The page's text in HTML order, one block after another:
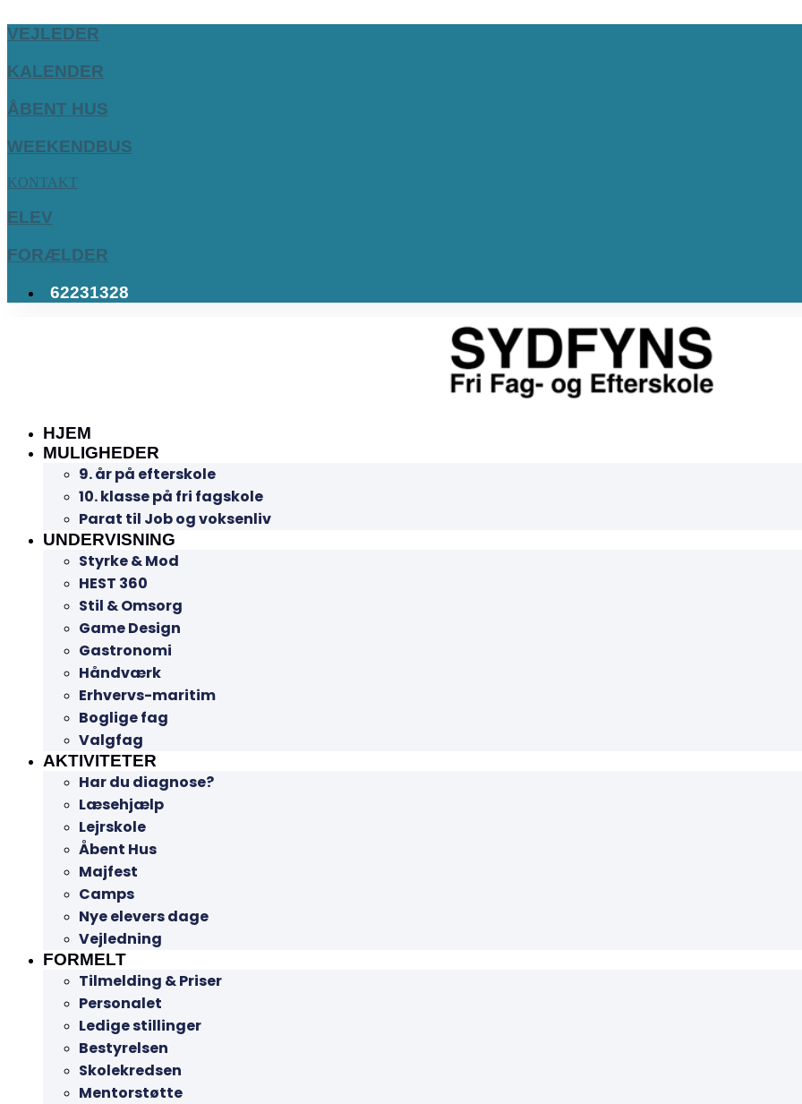
VEJLEDER
KALENDER
ÅBENT HUS
WEEKENDBUS
KONTAKT
ELEV
FORÆLDER
62231328
HJEM
MULIGHEDER
9. år på efterskole
10. klasse på fri fagskole
Parat til Job og voksenliv
UNDERVISNING
Styrke & Mod
HEST 360
Stil & Omsorg
Game Design
Gastronomi
Håndværk
Erhvervs-maritim
Boglige fag
Valgfag
AKTIVITETER
Har du diagnose?
Læsehjælp
Lejrskole
Åbent Hus
Majfest
Camps
Nye elevers dage
Vejledning
FORMELT
Tilmelding & Priser
Personalet
Ledige stillinger
Bestyrelsen
Skolekredsen
Mentorstøtte